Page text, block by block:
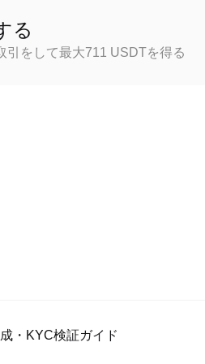
る
引をして最大711 USDTを得る
・KYC検証ガイド